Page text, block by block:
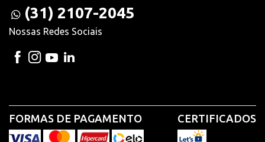
(31) 2107-2045
Nossas Redes Sociais
FORMAS DE PAGAMENTO CERTIFICADOS